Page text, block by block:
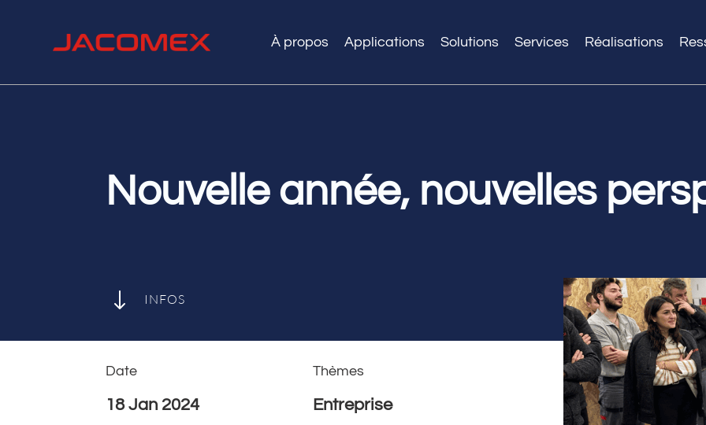
À propos Applications Solutions Services Réalisations
Nouvelle année, nouvelles
" INFOS
Date
18 Jan 2024
Thèmes
Entreprise